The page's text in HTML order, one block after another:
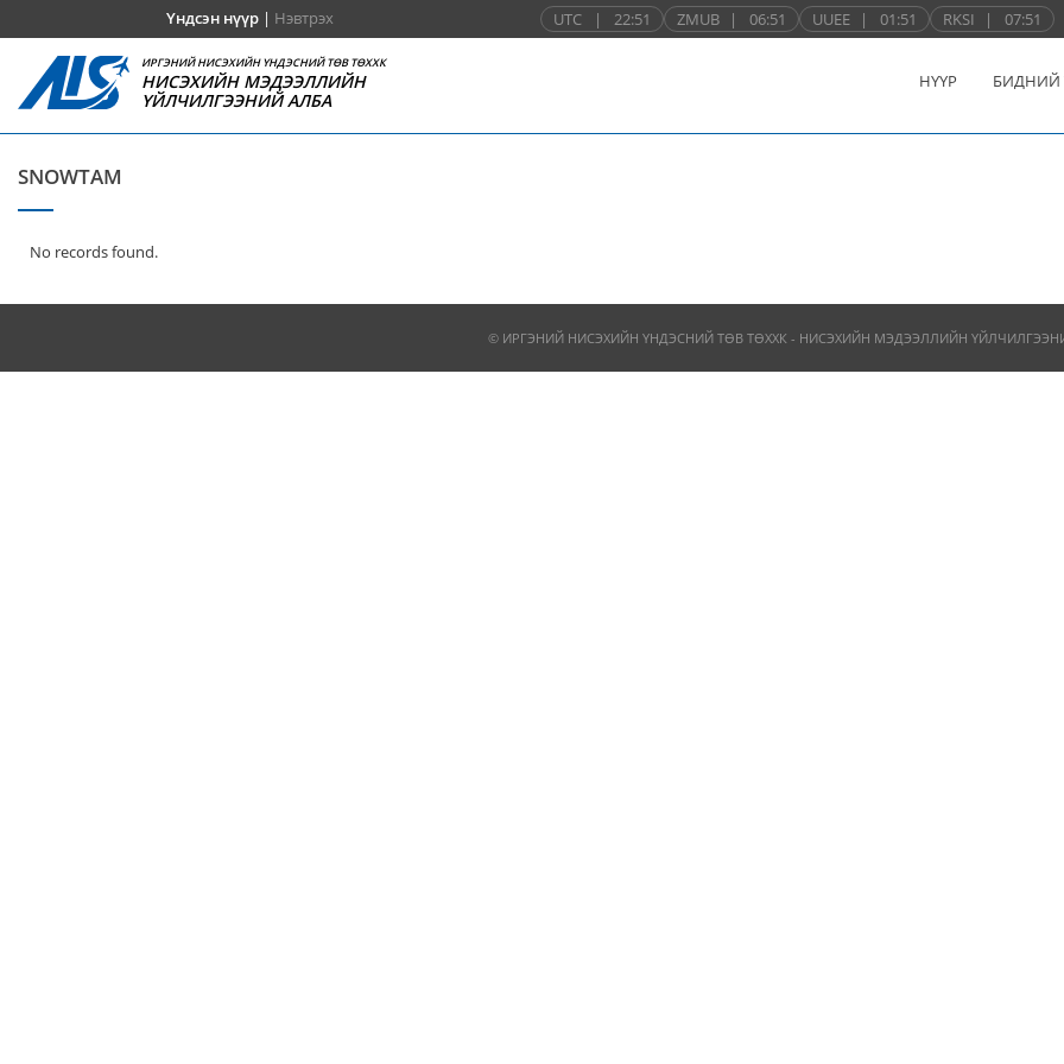
Үндсэн нүүр| Нэвтрэх UTC | 22:51 ZMUB | 06:51 UUEE | 01:51 RKSI | 07:51
ИРГЭНИЙ НИСЭХИЙН ҮНДЭСНИЙ ТӨВ ТӨХХК
НИСЭХИЙН МЭДЭЭЛЛИЙН
ҮЙЛЧИЛГЭЭНИЙ АЛБА
НҮҮР БИДНИЙ
SNOWTAM
No records found.
© ИРГЭНИЙ НИСЭХИЙН ҮНДЭСНИЙ ТӨВ ТӨХХК - НИСЭХИЙН МЭДЭЭЛЛИЙН